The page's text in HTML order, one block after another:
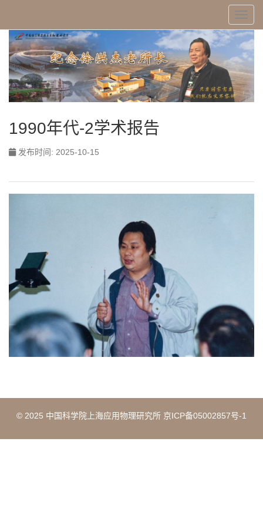
1990年代-2学术报告
发布时间: 2025-10-15
© 2025 中国科学院上海应用物理研究所 京ICP备05002857号-1